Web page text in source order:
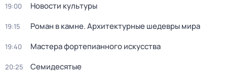
19:00 Новости культуры
19:15 Роман в камне. Архитектурные шедевры мира
19:40 Мастера фортепианного искусства
20:25 Семидесятые